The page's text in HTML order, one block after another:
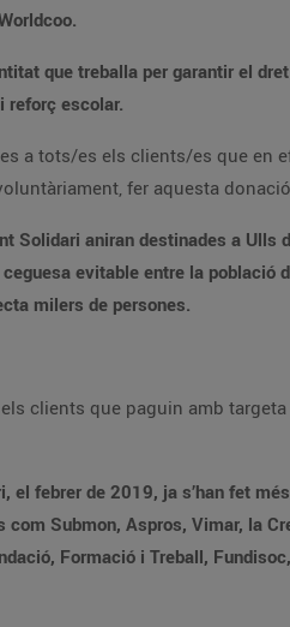
que treballa per garantir el
reforç escolar.
a tots/es els clients/es que
fer aquesta
Solidari aniran destinades a
evitable entre la
milers de persones.
clients que paguin amb
el febrer de 2019, ja s’han fet
Submon, Aspros, Vimar, la
Formació i Treball,